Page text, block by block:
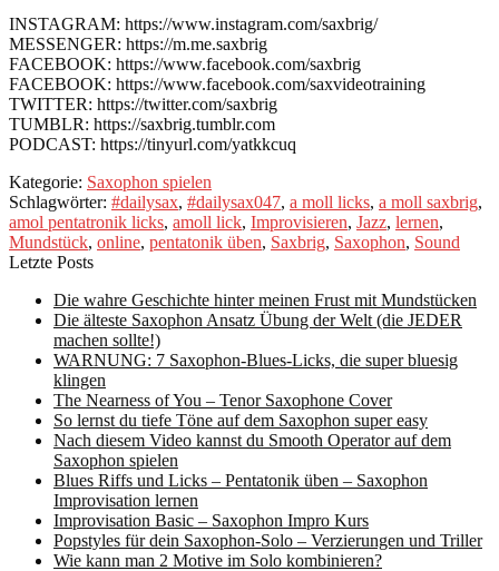
INSTAGRAM: https://www.instagram.com/saxbrig/
MESSENGER: https://m.me.saxbrig
FACEBOOK: https://www.facebook.com/saxbrig
FACEBOOK: https://www.facebook.com/saxvideotraining
TWITTER: https://twitter.com/saxbrig
TUMBLR: https://saxbrig.tumblr.com
PODCAST: https://tinyurl.com/yatkkcuq
Kategorie: Saxophon spielen
Schlagwörter: #dailysax, #dailysax047, a moll licks, a moll saxbrig,
amol pentatronik licks, amoll lick, Improvisieren, Jazz, lernen,
Mundstück, online, pentatonik üben, Saxbrig, Saxophon, Sound
Letzte Posts
Die wahre Geschichte hinter meinen Frust mit Mundstücken
Die älteste Saxophon Ansatz Übung der Welt (die JEDER
machen sollte!)
WARNUNG: 7 Saxophon-Blues-Licks, die super bluesig
klingen
The Nearness of You – Tenor Saxophone Cover
So lernst du tiefe Töne auf dem Saxophon super easy
Nach diesem Video kannst du Smooth Operator auf dem
Saxophon spielen
Blues Riffs und Licks – Pentatonik üben – Saxophon
Improvisation lernen
Improvisation Basic – Saxophon Impro Kurs
Popstyles für dein Saxophon-Solo – Verzierungen und Triller
Wie kann man 2 Motive im Solo kombinieren?